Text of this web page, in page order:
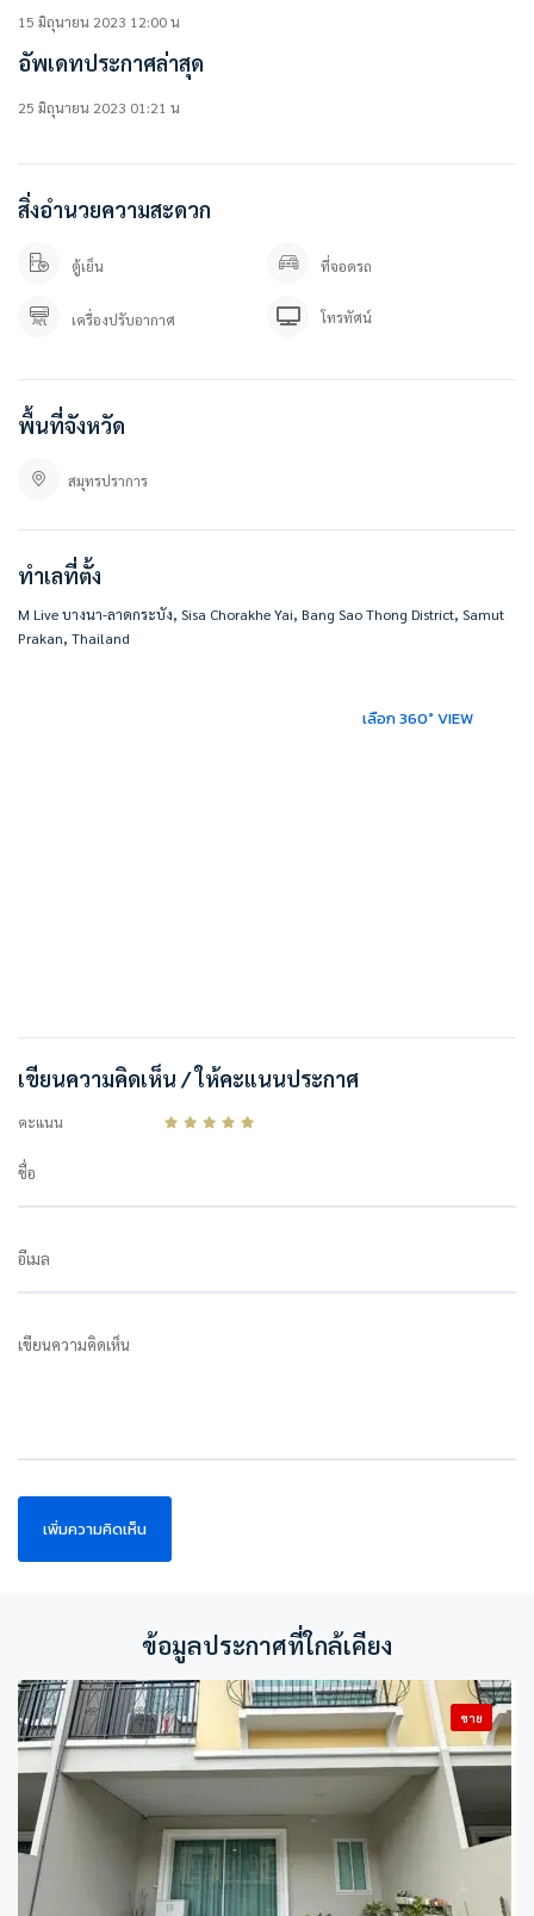
===============
สนใจติดต่อสอบถาม / นัดดู เข้ามาได้เลยค่ะ
คุณภัทร 0 9 3 – 5 4 6 2 9 7 9
คุณปลา 0 6 1- 0 1 9 6 3 7 6
เอ็มไลฟ์ (บางนา – ลาดกระบัง)
JQXQ+RRJ, ถ. วัดศรีวาน้อย ต.ศีรษะเข้ใหญ่ อ.บางเสาธง, อำเภอบางเสาธง
15 มิถุนายน 2023 12:00 น
อัพเดทประกาศล่าสุด
25 มิถุนายน 2023 01:21 น
สิ่งอำนวยความสะดวก
ตู้เย็น ที่จอดรถ
เครื่องปรับอากาศ โทรทัศน์
พื้นที่จังหวัด
สมุทรปราการ
ทำเลที่ตั้ง
M Live บางนา-ลาดกระบัง, Sisa Chorakhe Yai, Bang Sao Thong District, Samut
Prakan, Thailand
เลือก 360° VIEW
เขียนความคิดเห็น / ให้คะแนนประกาศ
คะแนน
ชื่อ
อีเมล
เขียนความคิดเห็น
ข้อมูลประกาศที่ใกล้เคียง
ขาย